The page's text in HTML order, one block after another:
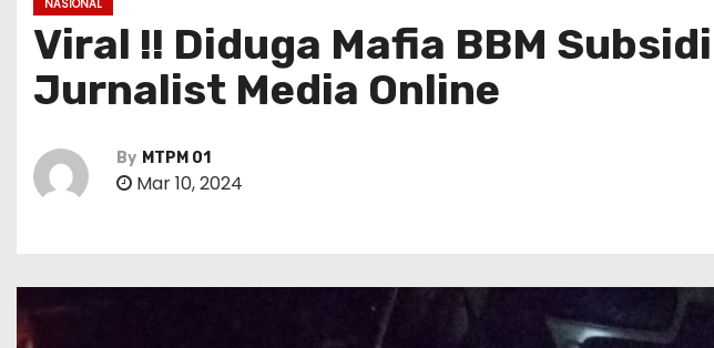
NASIONAL
Viral !! Diduga Mafia BBM
Jurnalist Media Online
By MTPM 01
Mar 10, 2024